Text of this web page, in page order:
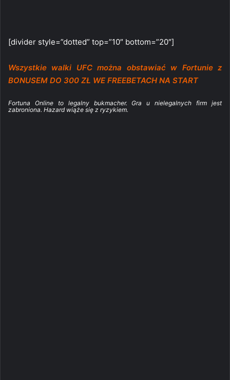
[divider style=”dotted” top=”10″ bottom=”20″]
Wszystkie walki UFC można obstawiać w Fortunie z
BONUSEM DO 300 ZŁ WE FREEBETACH NA START
Fortuna Online to legalny bukmacher. Gra u nielegalnych firm jest
zabroniona. Hazard wiąże się z ryzykiem.